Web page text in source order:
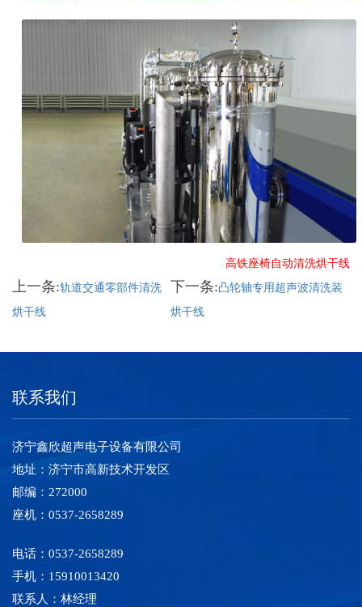
高铁座椅自动清洗烘干线
上一条:轨道交通零部件清洗
烘干线
下一条:凸轮轴专用超声波清洗装
烘干线
联系我们
济宁鑫欣超声电子设备有限公司
地址：济宁市高新技术开发区
邮编：272000
座机：0537-2658289
电话：0537-2658289
手机：15910013420
联系人：林经理